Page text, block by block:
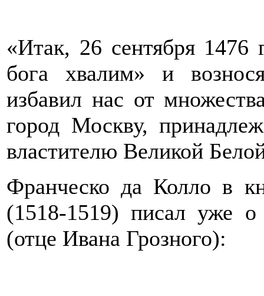
«Итак, 26 сентября
бога хвалим» и
избавил нас от
город Москву,
властителю Великой
Франческо да Колло в
(1518-1519) писал уже
(отце Ивана Грозного):